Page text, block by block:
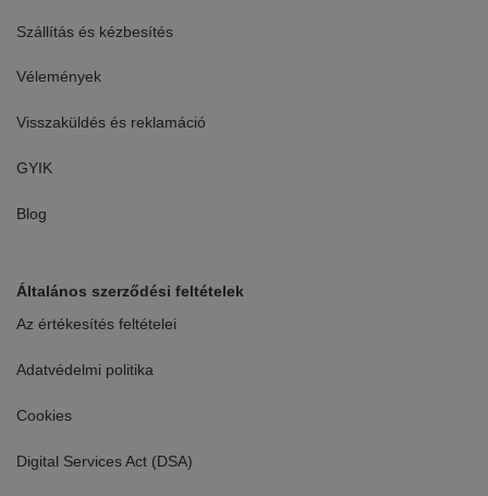
Szállítás és kézbesítés
Vélemények
Visszaküldés és reklamáció
GYIK
Blog
Általános szerződési feltételek
Az értékesítés feltételei
Adatvédelmi politika
Cookies
Digital Services Act (DSA)